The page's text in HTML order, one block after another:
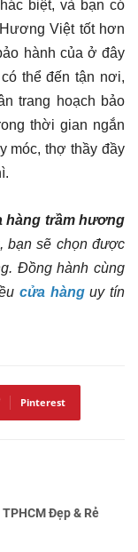
biệt, và bạn có
Việt tốt hơn
hành của ở đây
thể đến tận nơi,
trang hoạch bảo
thời gian ngắn
móc, thợ thầy đầy
hàng trầm hương
bạn sẽ chọn được
Đồng hành cùng
cửa hànguy tín
Pinterest
Đẹp & Rẻ